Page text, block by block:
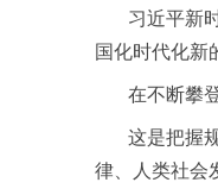
习近平新时
国化时代化新
在不断攀登
这是把握规
律、人类社会